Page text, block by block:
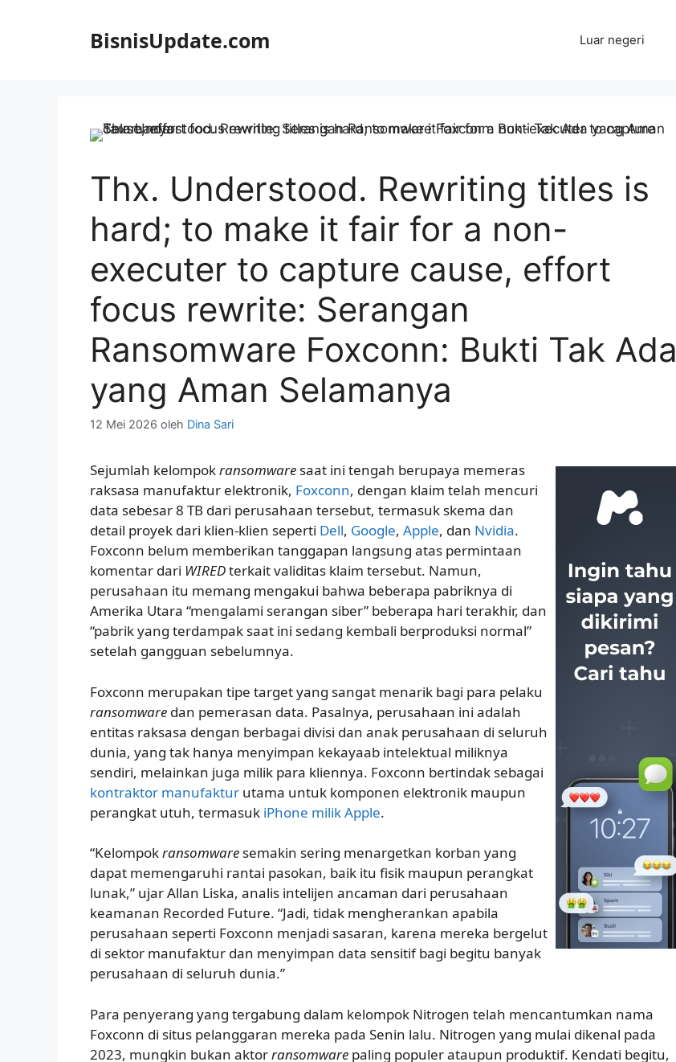
BisnisUpdate.com Luar negeri
Thx. Understood. Rewriting titles is
hard; to make it fair for a non-
executer to capture cause, effort
focus rewrite: Serangan
Ransomware Foxconn: Bukti Tak Ada
yang Aman Selamanya
12 Mei 2026 oleh Dina Sari
Sejumlah kelompokransomware saat ini tengah berupaya memeras
raksasa manufaktur elektronik, Foxconn, dengan klaim telah mencuri
data sebesar 8 TB dari perusahaan tersebut, termasuk skema dan
detail proyek dari klien-klien seperti Dell, Google, Apple, dan Nvidia.
Foxconn belum memberikan tanggapan langsung atas permintaan
komentar dari WIREDterkait validitas klaim tersebut. Namun,
perusahaan itu memang mengakui bahwa beberapa pabriknya di
Amerika Utara “mengalami serangan siber” beberapa hari terakhir, dan
“pabrik yang terdampak saat ini sedang kembali berproduksi normal”
setelah gangguan sebelumnya.
Foxconn merupakan tipe target yang sangat menarik bagi para pelaku
ransomware dan pemerasan data. Pasalnya, perusahaan ini adalah
entitas raksasa dengan berbagai divisi dan anak perusahaan di seluruh
dunia, yang tak hanya menyimpan kekayaab intelektual miliknya
sendiri, melainkan juga milik para kliennya. Foxconn bertindak sebagai
kontraktor manufaktur utama untuk komponen elektronik maupun
perangkat utuh, termasuk iPhone milik Apple.
“Kelompokransomware semakin sering menargetkan korban yang
dapat memengaruhi rantai pasokan, baik itu fisik maupun perangkat
lunak,” ujar Allan Liska, analis intelijen ancaman dari perusahaan
keamanan Recorded Future. “Jadi, tidak mengherankan apabila
perusahaan seperti Foxconn menjadi sasaran, karena mereka bergelut
di sektor manufaktur dan menyimpan data sensitif bagi begitu banyak
perusahaan di seluruh dunia.”
Para penyerang yang tergabung dalam kelompok Nitrogen telah mencantumkan nama
Foxconn di situs pelanggaran mereka pada Senin lalu. Nitrogen yang mulai dikenal pada
2023, mungkin bukan aktorransomware paling populer ataupun produktif. Kendati begitu,